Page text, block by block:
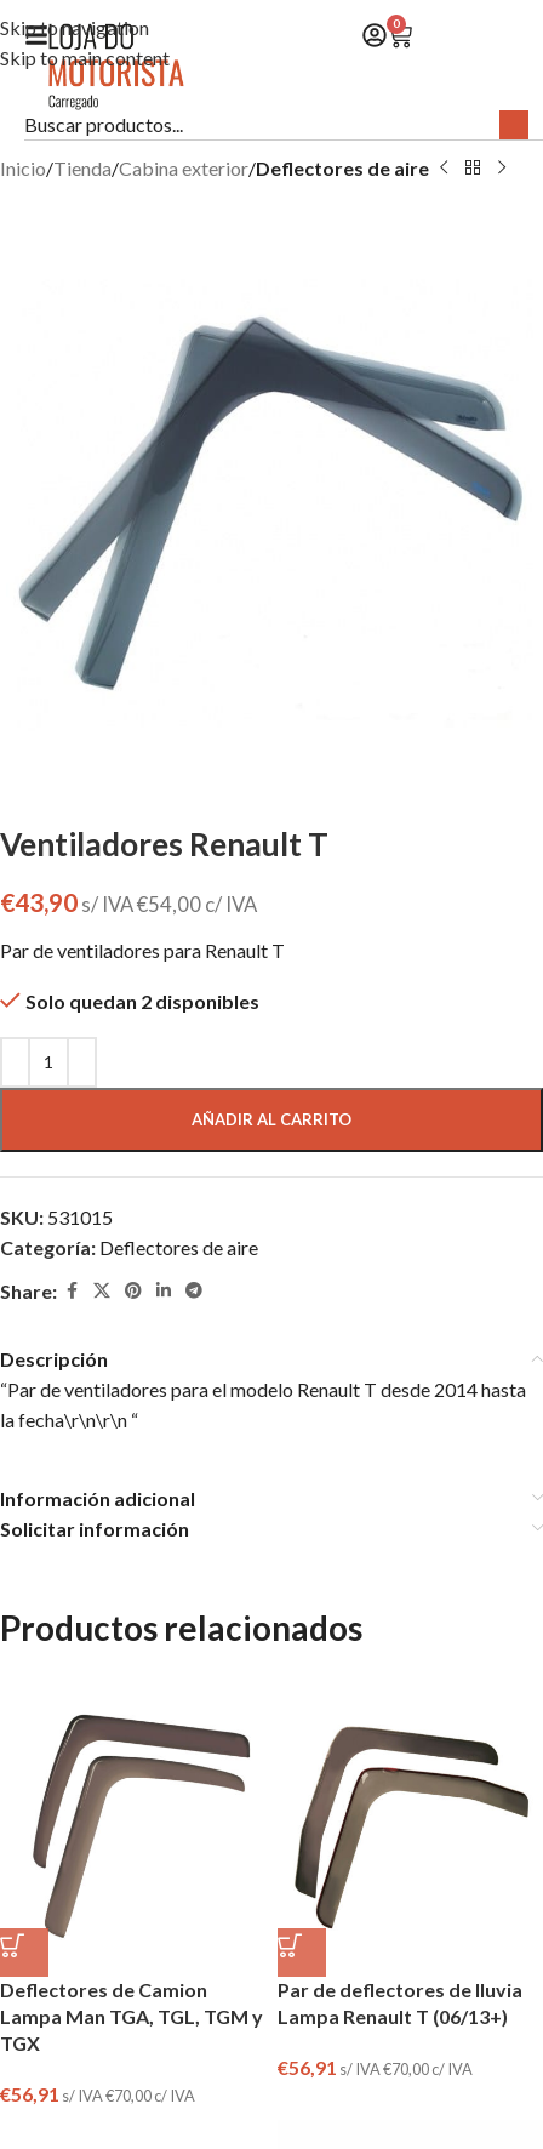
Skip to navigation
Skip to main content
0
Inicio Tienda Cabina exterior Deflectores de aire
Ventiladores Renault T
€43,90 s/ IVA€54,00 c/ IVA
Par de ventiladores para Renault T
Solo quedan 2 disponibles
AÑADIR AL CARRITO
SKU: 531015
Categoría: Deflectores de aire
Share:
Descripción
“Par de ventiladores para el modelo Renault T desde 2014 hasta
la fecha\r\n\r\n “
Información adicional
Solicitar información
Productos relacionados
Deflectores de Camion
Lampa Man TGA, TGL, TGM y
TGX
€56,91 s/ IVA€70,00c/ IVA
Par de deflectores de lluvia
Lampa Renault T (06/13+)
€56,91 s/ IVA€70,00c/ IVA